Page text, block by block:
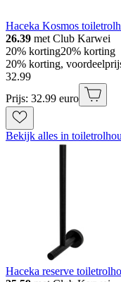
Haceka Kosmos
26.39 met Club Karwei
20% korting20% korting
20% korting,
32.99
Prijs: 32.99 euro
Bekijk alles in
Haceka reserve